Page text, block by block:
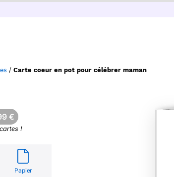
/ Carte coeur en pot pour célébrer maman
€
!
Papier